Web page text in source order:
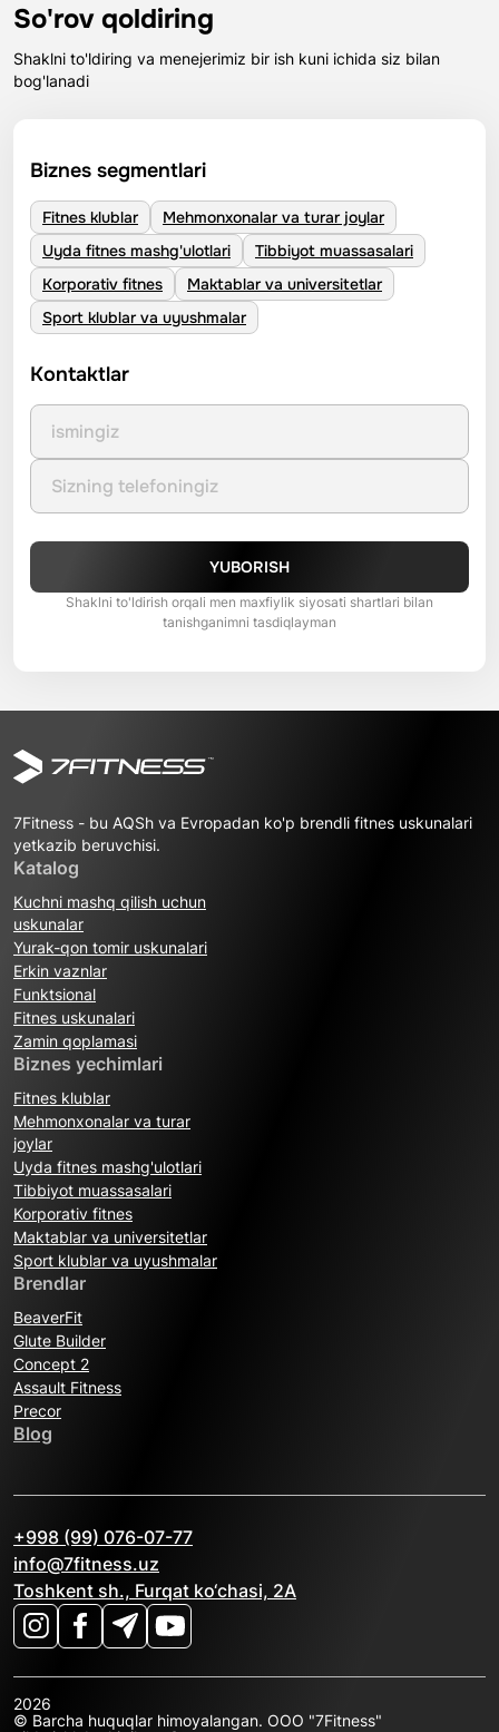
So'rov qoldiring
Shaklni to'ldiring va menejerimiz bir ish kuni ichida siz bilan
bog'lanadi
Biznes segmentlari
Fitnes klublar
Mehmonxonalar va turar joylar
Uyda fitnes mashg'ulotlari
Tibbiyot muassasalari
Korporativ fitnes
Maktablar va universitetlar
Sport klublar va uyushmalar
Kontaktlar
YUBORISH
Shaklni to'ldirish orqali men maxfiylik siyosati shartlari bilan
tanishganimni tasdiqlayman
7Fitness - bu AQSh va Evropadan ko'p brendli fitnes uskunalari
yetkazib beruvchisi.
Katalog
Kuchni mashq qilish uchun
uskunalar
Yurak-qon tomir uskunalari
Erkin vaznlar
Funktsional
Fitnes uskunalari
Zamin qoplamasi
Biznes yechimlari
Fitnes klublar
Mehmonxonalar va turar
joylar
Uyda fitnes mashg'ulotlari
Tibbiyot muassasalari
Korporativ fitnes
Maktablar va universitetlar
Sport klublar va uyushmalar
Brendlar
BeaverFit
Glute Builder
Concept 2
Assault Fitness
Precor
Blog
+998 (99) 076-07-77
info@7fitness.uz
Toshkent sh., Furqat ko‘chasi, 2A
2026
© Barcha huquqlar himoyalangan. OOO "7Fitness"